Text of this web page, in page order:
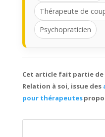
Thérapeute de
Psychopraticien
Cet article fait partie
Relation à soi, issue des
pour thérapeutes